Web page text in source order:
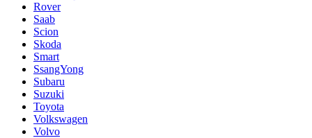
Rover
Saab
Scion
Skoda
Smart
SsangYong
Subaru
Suzuki
Toyota
Volkswagen
Volvo